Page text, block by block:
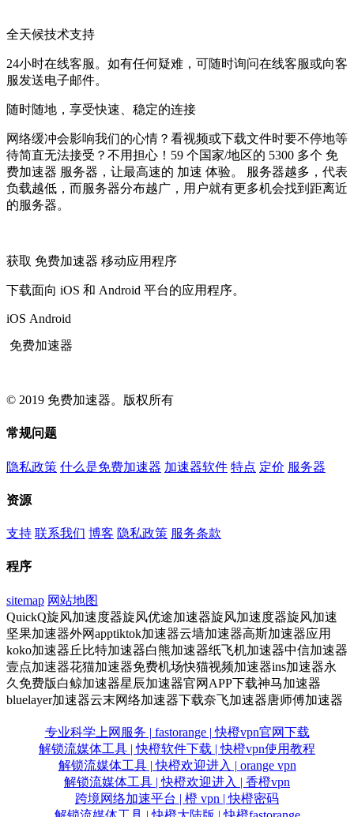
全天候技术支持
24小时在线客服。如有任何疑难，可随时询问在线客服或向客
服发送电子邮件。
随时随地，享受快速、稳定的连接
网络缓冲会影响我们的心情？看视频或下载文件时要不停地等
待简直无法接受？不用担心！59 个国家/地区的 5300 多个 免
费加速器 服务器，让最高速的 加速 体验。 服务器越多，代表
负载越低，而服务器分布越广，用户就有更多机会找到距离近
的服务器。
获取 免费加速器 移动应用程序
下载面向 iOS 和 Android 平台的应用程序。
iOS Android
免费加速器
© 2019 免费加速器。版权所有
常规问题
隐私政策 什么是免费加速器 加速器软件 特点 定价 服务器
资源
支持 联系我们 博客 隐私政策 服务条款
程序
sitemap 网站地图
QuickQ旋风加速度器旋风优途加速器旋风加速度器旋风加速
坚果加速器外网apptiktok加速器云墙加速器高斯加速器应用
koko加速器丘比特加速器白熊加速器纸飞机加速器中信加速器
壹点加速器花猫加速器免费机场快猫视频加速器ins加速器永
久免费版白鲸加速器星辰加速器官网APP下载神马加速器
bluelayer加速器云末网络加速器下载奈飞加速器唐师傅加速器
专业科学上网服务 | fastorange | 快橙vpn官网下载
解锁流媒体工具 | 快橙软件下载 | 快橙vpn使用教程
解锁流媒体工具 | 快橙欢迎进入 | orange vpn
解锁流媒体工具 | 快橙欢迎进入 | 香橙vpn
跨境网络加速平台 | 橙 vpn | 快橙密码